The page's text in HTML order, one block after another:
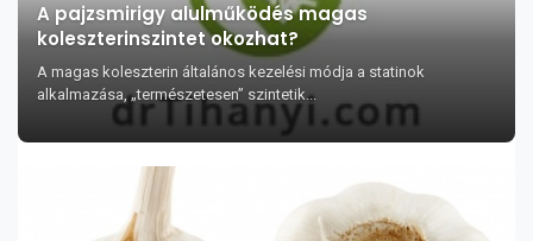
A pajzsmirigy alulműködés magas
koleszterinszintet okozhat?
A magas koleszterin általános kezelési módja a statinok
alkalmazása, „természetesen” szintetik...